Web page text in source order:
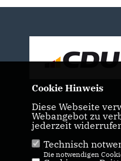
IMPRESSUM
Cookie Hinweis
Diese Webseite
Webangebot zu
jederzeit
Technisch
Die notwendigen